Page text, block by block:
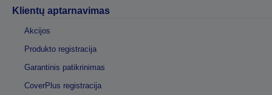
Klientų aptarnavimas
Akcijos
Produkto registracija
Garantinis patikrinimas
CoverPlus registracija